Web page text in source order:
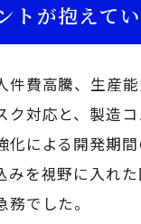
トが抱えて
件費高騰、生産
ク対応と、製造
化による開発期
みを視野に入れ
でした。